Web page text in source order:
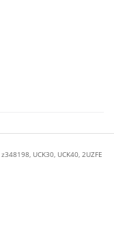
z348198, UCK30, UCK40, 2UZFE